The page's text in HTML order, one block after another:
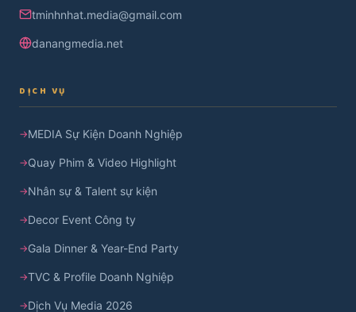
tminhnhat.media@gmail.com
danangmedia.net
DỊCH VỤ
MEDIA Sự Kiện Doanh Nghiệp
Quay Phim & Video Highlight
Nhân sự & Talent sự kiện
Decor Event Công ty
Gala Dinner & Year-End Party
TVC & Profile Doanh Nghiệp
Dịch Vụ Media 2026